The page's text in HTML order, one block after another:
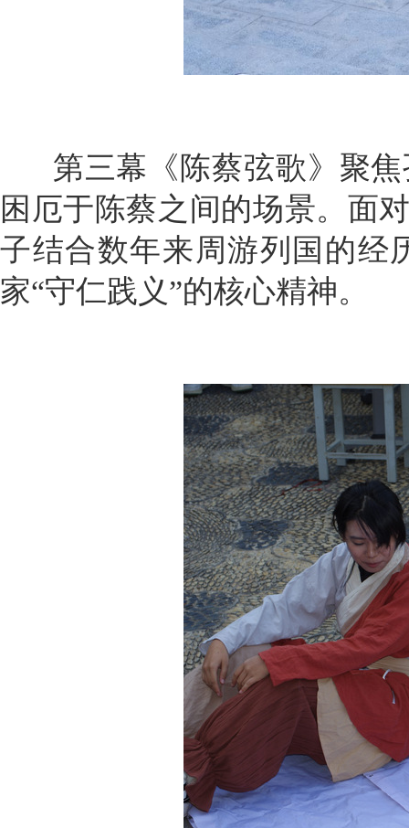
第三幕《陈蔡弦歌》聚
困厄于陈蔡之间的场景。面
子结合数年来周游列国的经
家“守仁践义”的核心精神。